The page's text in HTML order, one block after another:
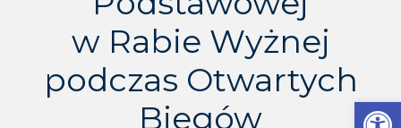
Otwórz pasek narzędzi
w Rabie Wyżnej
podczas Otwartych
Biegów